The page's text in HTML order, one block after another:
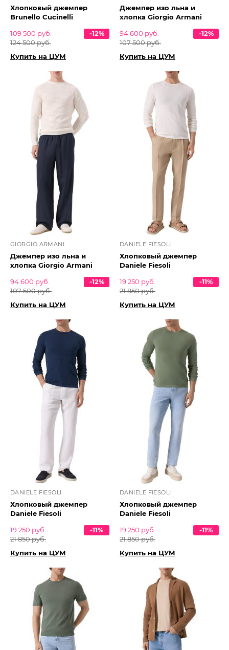
Хлопковый джемпер
Brunello Cucinelli
109 500 руб.
124 500 руб.
-12%
Купить на ЦУМ
Джемпер изо льна и
хлопка Giorgio Armani
94 600 руб.
107 500 руб.
-12%
Купить на ЦУМ
GIORGIO ARMANI
Джемпер изо льна и
хлопка Giorgio Armani
94 600 руб.
107 500 руб.
-12%
Купить на ЦУМ
DANIELE FIESOLI
Хлопковый джемпер
Daniele Fiesoli
19 250 руб.
21 850 руб.
-11%
Купить на ЦУМ
DANIELE FIESOLI
Хлопковый джемпер
Daniele Fiesoli
19 250 руб.
21 850 руб.
-11%
Купить на ЦУМ
DANIELE FIESOLI
Хлопковый джемпер
Daniele Fiesoli
19 250 руб.
21 850 руб.
-11%
Купить на ЦУМ